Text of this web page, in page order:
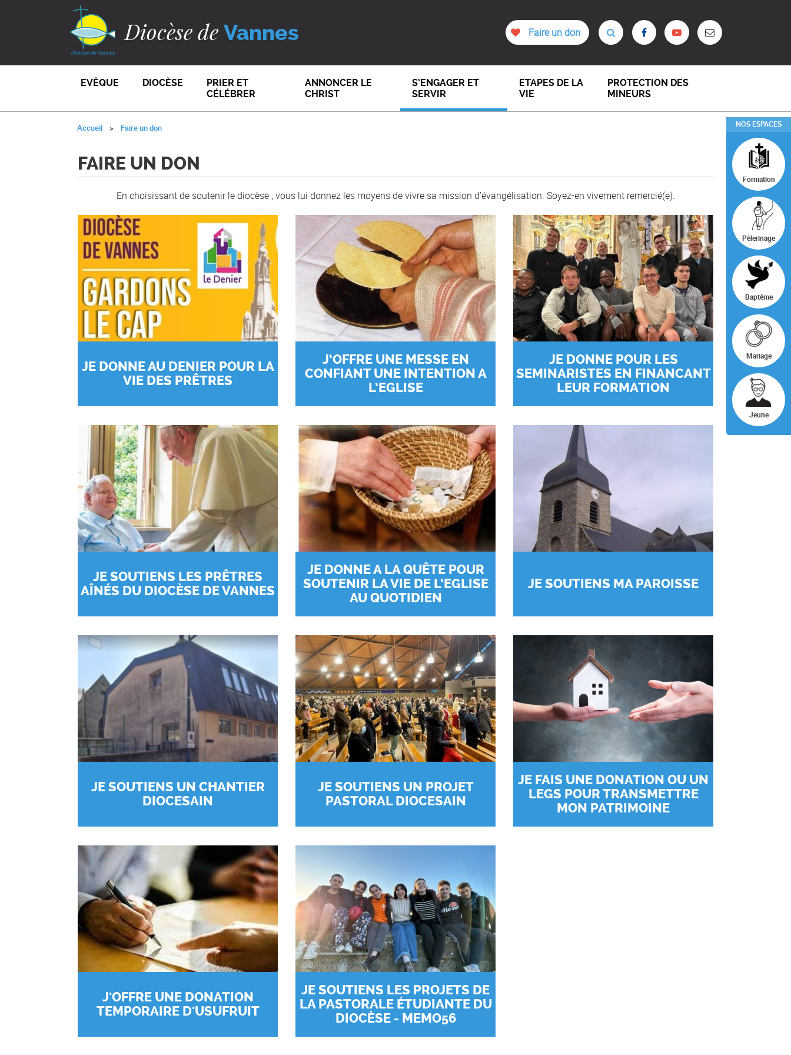
Diocèse de Vannes Faire un don
EVÊQUE DIOCÈSE
PRIER ET
CÉLÉBRER
ANNONCER LE
CHRIST
S’ENGAGER ET
SERVIR
ETAPES DE LA
VIE
PROTECTION DES
MINEURS
NOS ESPACES
Formation
Pèlerinage
Baptême
Mariage
Jeune
Accueil Faire un don
FAIRE UN DON
En choisissant de soutenir le diocèse , vous lui donnez les moyens de vivre sa mission d’évangélisation. Soyez-en vivement remercié(e).
JE DONNE AU DENIER POUR LA
VIE DES PRÊTRES
J’OFFRE UNE MESSE EN
CONFIANT UNE INTENTION A
L’EGLISE
JE DONNE POUR LES
SEMINARISTES EN FINANCANT
LEUR FORMATION
JE SOUTIENS LES PRÊTRES
AÎNÉS DU DIOCÈSE DE VANNES
JE DONNE A LA QUÊTE POUR
SOUTENIR LA VIE DE L’EGLISE
AU QUOTIDIEN
JE SOUTIENS MA PAROISSE
JE SOUTIENS UN CHANTIER
DIOCESAIN
JE SOUTIENS UN PROJET
PASTORAL DIOCESAIN
JE FAIS UNE DONATION OU UN
LEGS POUR TRANSMETTRE
MON PATRIMOINE
J'OFFRE UNE DONATION
TEMPORAIRE D'USUFRUIT
JE SOUTIENS LES PROJETS DE
LA PASTORALE ÉTUDIANTE DU
DIOCÈSE - MEMO56